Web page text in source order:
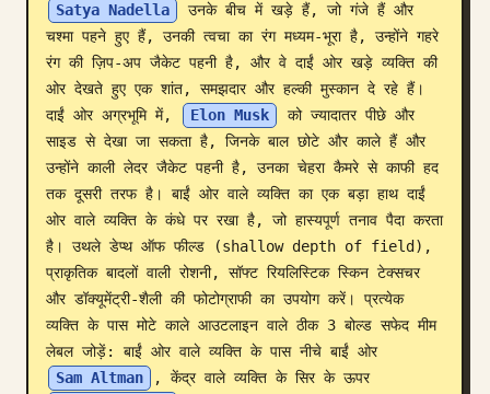
Satya Nadella
उनके बीच में खड़े हैं, जो गंजे हैं और
चश्मा पहने हुए हैं, उनकी त्वचा का रंग मध्यम-भूरा है, उन्होंने गहरे
रंग की ज़िप-अप जैकेट पहनी है, और वे दाईं ओर खड़े व्यक्ति की
ओर देखते हुए एक शांत, समझदार और हल्की मुस्कान दे रहे हैं।
दाईं ओर अग्रभूमि में,
Elon Musk
को ज्यादातर पीछे और
साइड से देखा जा सकता है, जिनके बाल छोटे और काले हैं और
उन्होंने काली लेदर जैकेट पहनी है, उनका चेहरा कैमरे से काफी हद
तक दूसरी तरफ है। बाईं ओर वाले व्यक्ति का एक बड़ा हाथ दाईं
ओर वाले व्यक्ति के कंधे पर रखा है, जो हास्यपूर्ण तनाव पैदा करता
है। उथले डेप्थ ऑफ फील्ड (shallow depth of field),
प्राकृतिक बादलों वाली रोशनी, सॉफ्ट रियलिस्टिक स्किन टेक्सचर
और डॉक्यूमेंट्री-शैली की फोटोग्राफी का उपयोग करें। प्रत्येक
व्यक्ति के पास मोटे काले आउटलाइन वाले ठीक 3 बोल्ड सफेद मीम
लेबल जोड़ें: बाईं ओर वाले व्यक्ति के पास नीचे बाईं ओर
Sam Altman
, केंद्र वाले व्यक्ति के सिर के ऊपर